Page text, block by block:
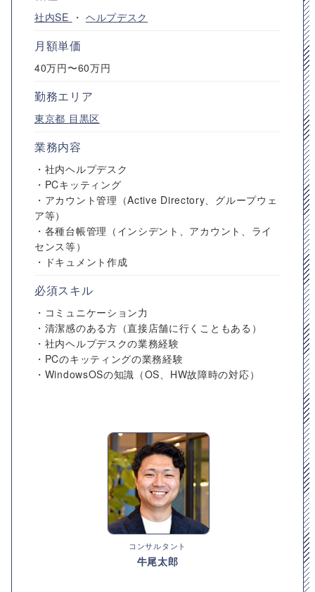
社内SE ・ ヘルプデスク
月額単価
40万円〜60万円
勤務エリア
東京都 目黒区
業務内容
・社内ヘルプデスク
・PCキッティング
・アカウント管理（Active Directory、グループウェ
ア等）
・各種台帳管理（インシデント、アカウント、ライ
センス等）
・ドキュメント作成
必須スキル
・コミュニケーション力
・清潔感のある方（直接店舗に行くこともある）
・社内ヘルプデスクの業務経験
・PCのキッティングの業務経験
・WindowsOSの知識（OS、HW故障時の対応）
コンサルタント
牛尾太郎